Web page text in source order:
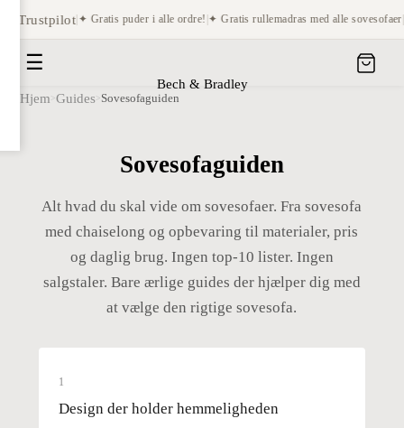
Trustpilot|✦ Gratis puder i alle ordre!|✦ Gratis rullemadras med alle sovesofaer|
☰
Bech & Bradley
Hjem >Guides >Sovesofaguiden
Sovesofaguiden
Alt hvad du skal vide om sovesofaer. Fra sovesofa
med chaiselong og opbevaring til materialer, pris
og daglig brug. Ingen top-10 lister. Ingen
salgstaler. Bare ærlige guides der hjælper dig med
at vælge den rigtige sovesofa.
1
Design der holder hemmeligheden